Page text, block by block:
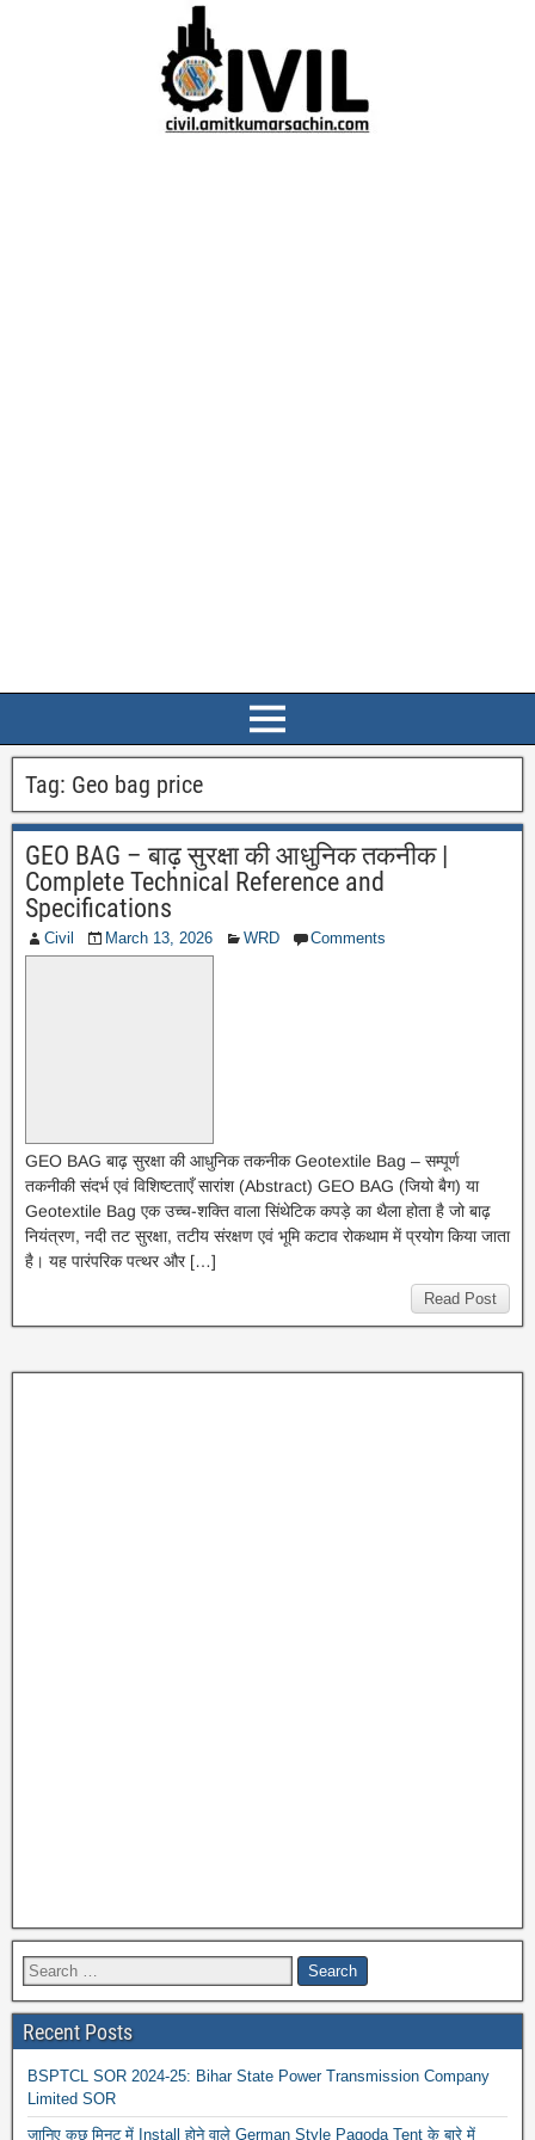
Tag: Geo bag price
GEO BAG – बाढ़ सुरक्षा की आधुनिक तकनीक |
Complete Technical Reference and
Specifications
Civil March 13, 2026 WRD Comments
GEO BAG बाढ़ सुरक्षा की आधुनिक तकनीक Geotextile Bag – सम्पूर्ण
तकनीकी संदर्भ एवं विशिष्टताएँ सारांश (Abstract) GEO BAG (जियो बैग) या
Geotextile Bag एक उच्च-शक्ति वाला सिंथेटिक कपड़े का थैला होता है जो बाढ़
नियंत्रण, नदी तट सुरक्षा, तटीय संरक्षण एवं भूमि कटाव रोकथाम में प्रयोग किया जाता
है। यह पारंपरिक पत्थर और […]
Read Post
Recent Posts
BSPTCL SOR 2024-25: Bihar State Power Transmission Company
Limited SOR
जानिए कुछ मिनट में Install होने वाले German Style Pagoda Tent के बारे में